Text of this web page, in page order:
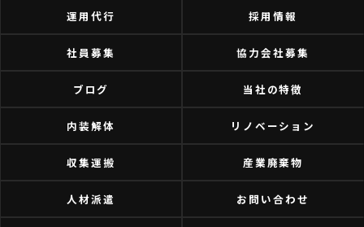
運用代行 採用情報
社員募集 協力会社募集
ブログ 当社の特徴
内装解体 リノベーション
収集運搬 産業廃棄物
人材派遣 お問い合わせ